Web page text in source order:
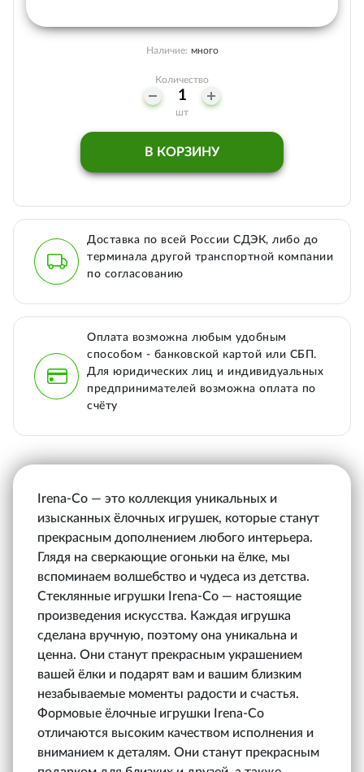
Наличие: много
Количество
шт
В КОРЗИНУ
Доставка по всей России СДЭК, либо до
терминала другой транспортной компании
по согласованию
Оплата возможна любым удобным
способом - банковской картой или СБП.
Для юридических лиц и индивидуальных
предпринимателей возможна оплата по
счёту
Irena-Co — это коллекция уникальных и
изысканных ёлочных игрушек, которые станут
прекрасным дополнением любого интерьера.
Глядя на сверкающие огоньки на ёлке, мы
вспоминаем волшебство и чудеса из детства.
Стеклянные игрушки Irena-Co — настоящие
произведения искусства. Каждая игрушка
сделана вручную, поэтому она уникальна и
ценна. Они станут прекрасным украшением
вашей ёлки и подарят вам и вашим близким
незабываемые моменты радости и счастья.
Формовые ёлочные игрушки Irena-Co
отличаются высоким качеством исполнения и
вниманием к деталям. Они станут прекрасным